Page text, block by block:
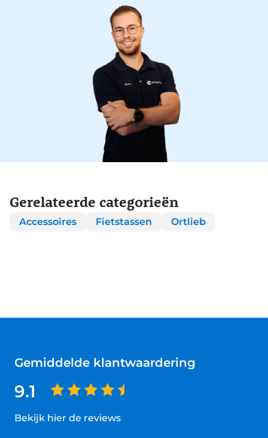
Gerelateerde categorieën
Accessoires Fietstassen Ortlieb
Gemiddelde klantwaardering
9.1
Bekijk hier de reviews